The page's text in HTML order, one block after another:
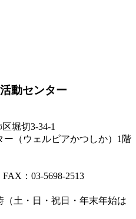
動センター
堀切3-34-1
（ウェルピアかつしか）1階
：03-5698-2513
（土・日・祝日・年末年始は